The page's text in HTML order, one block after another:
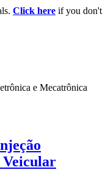
Click here if you don't
e Mecatrônica